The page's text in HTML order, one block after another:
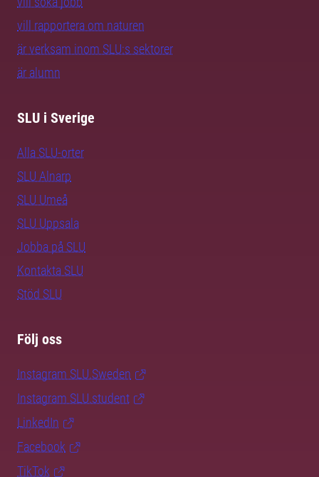
vill rapportera om naturen
är verksam inom SLU:s sektorer
är alumn
SLU i Sverige
Alla SLU-orter
SLU Alnarp
SLU Umeå
SLU Uppsala
Jobba på SLU
Kontakta SLU
Stöd SLU
Följ oss
Instagram SLU.Sweden
Instagram SLU.student
LinkedIn
Facebook
TikTok